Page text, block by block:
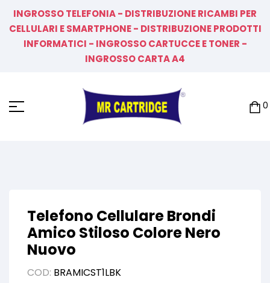
INGROSSO TELEFONIA - DISTRIBUZIONE RICAMBI PER
CELLULARI E SMARTPHONE - DISTRIBUZIONE PRODOTTI
INFORMATICI - INGROSSO CARTUCCE E TONER -
INGROSSO CARTA A4
0
Telefono Cellulare Brondi
Amico Stiloso Colore Nero
Nuovo
COD: BRAMICST1LBK